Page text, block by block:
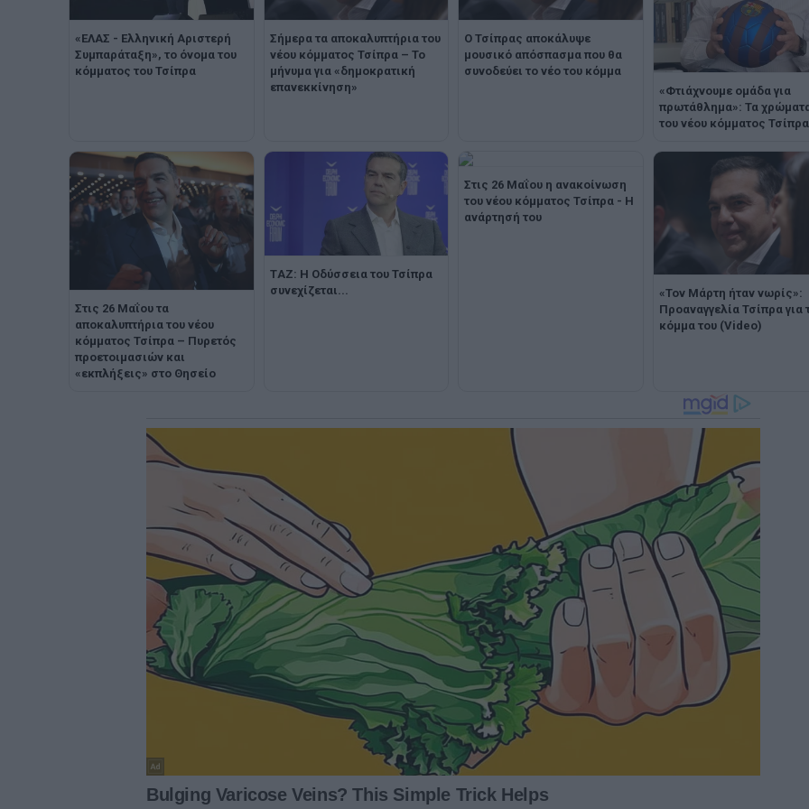
«ΕΛΑΣ - Ελληνική Αριστερή
Συμπαράταξη», το όνομα του
κόμματος του Τσίπρα
Σήμερα τα αποκαλυπτήρια του
νέου κόμματος Τσίπρα – Το
μήνυμα για «δημοκρατική
επανεκκίνηση»
Ο Τσίπρας αποκάλυψε
μουσικό απόσπασμα που θα
συνοδεύει το νέο του κόμμα
«Φτιάχνουμε ομάδα για
πρωτάθλημα»: Τα
του νέου κόμματος Τσίπρα
Στις 26 Μαΐου τα
αποκαλυπτήρια του νέου
κόμματος Τσίπρα – Πυρετός
προετοιμασιών και
«εκπλήξεις» στο Θησείο
ΤAZ: Η Οδύσσεια του Τσίπρα
συνεχίζεται...
Στις 26 Μαΐου η ανακοίνωση
του νέου κόμματος Τσίπρα - Η
ανάρτησή του
«Τον Μάρτη ήταν νωρίς»:
Προαναγγελία Τσίπρα για
κόμμα του (Video)